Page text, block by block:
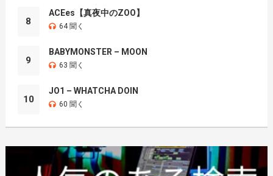
8
ACEes【真夜中のZOO】
64 聞く
9
BABYMONSTER – MOON
63 聞く
10
JO1 – WHATCHA DOIN
60 聞く